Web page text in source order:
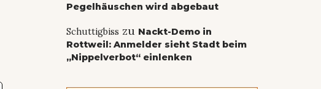
Pegelhäuschen wird abgebaut
Schuttigbiss zu Nackt-Demo in
Rottweil: Anmelder sieht Stadt beim
„Nippelverbot“ einlenken